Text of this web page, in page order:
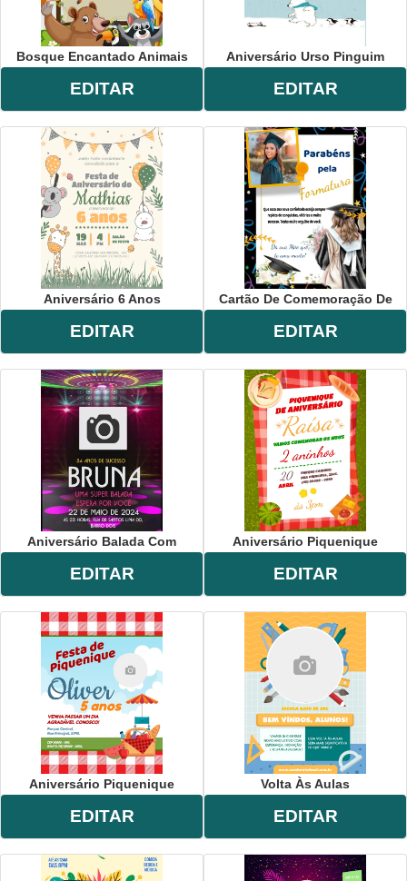
Bosque Encantado Animais
EDITAR
Aniversário Urso Pinguim
EDITAR
Aniversário 6 Anos
EDITAR
Cartão De Comemoração De
EDITAR
Aniversário Balada Com
EDITAR
Aniversário Piquenique
EDITAR
Aniversário Piquenique
EDITAR
Volta Às Aulas
EDITAR